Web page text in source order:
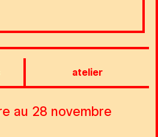
atelier
au 28 novembre